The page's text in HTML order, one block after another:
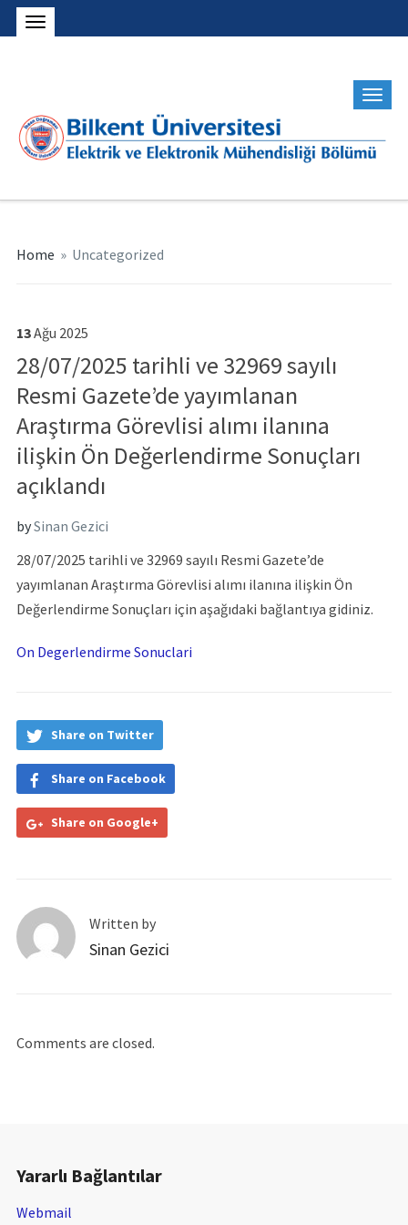
Home » Uncategorized
13Ağu 2025
28/07/2025 tarihli ve 32969 sayılı
Resmi Gazete’de yayımlanan
Araştırma Görevlisi alımı ilanına
ilişkin Ön Değerlendirme Sonuçları
açıklandı
bySinan Gezici
28/07/2025 tarihli ve 32969 sayılı Resmi Gazete’de
yayımlanan Araştırma Görevlisi alımı ilanına ilişkin Ön
Değerlendirme Sonuçları için aşağıdaki bağlantıya gidiniz.
On Degerlendirme Sonuclari
Share on Twitter
Share on Facebook
Share on Google+
Written by
Sinan Gezici
Comments are closed.
Yararlı Bağlantılar
Webmail